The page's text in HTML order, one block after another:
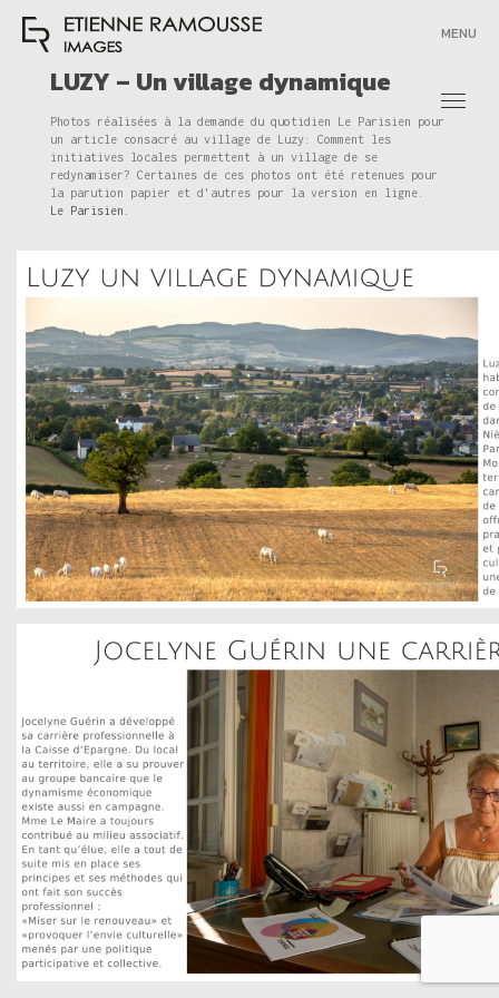
MENU
LUZY – Un village dynamique
Photos réalisées à la demande du quotidien Le Parisien pour
un article consacré au village de Luzy: Comment les
initiatives locales permettent à un village de se
redynamiser? Certaines de ces photos ont été retenues pour
la parution papier et d'autres pour la version en ligne.
Le Parisien.